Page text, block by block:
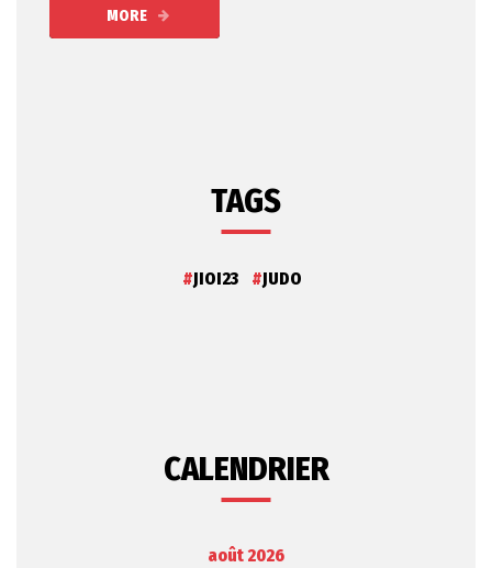
MORE
TAGS
JIOI23 JUDO
CALENDRIER
août 2026